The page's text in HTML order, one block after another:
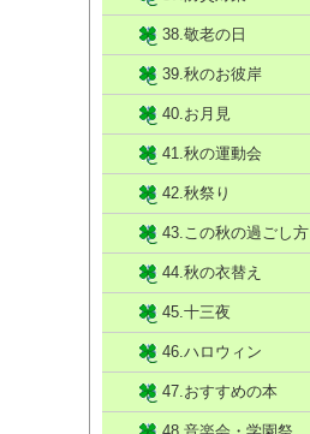
38.敬老の日
39.秋のお彼岸
40.お月見
41.秋の運動会
42.秋祭り
43.この秋の過ごし方
44.秋の衣替え
45.十三夜
46.ハロウィン
47.おすすめの本
48.音楽会・学園祭